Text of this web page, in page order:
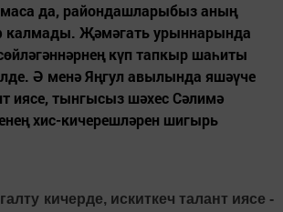
да, райондашларыбыз аның
калмады. Җәмәгать урыннарында
күп тапкыр шаһиты
Ә менә Яңгул авылында яшәүче
иясе, тынгысыз шәхес Сәлимә
хис-кичерешләрен шигырь
кичерде, искиткеч талант иясе -